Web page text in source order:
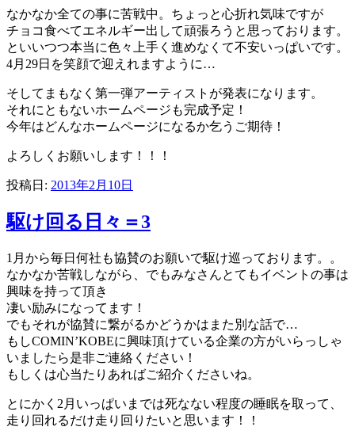
なかなか全ての事に苦戦中。ちょっと心折れ気味ですが
チョコ食べてエネルギー出して頑張ろうと思っております。
といいつつ本当に色々上手く進めなくて不安いっぱいです。
4月29日を笑顔で迎えれますように…
そしてまもなく第一弾アーティストが発表になります。
それにともないホームページも完成予定！
今年はどんなホームページになるか乞うご期待！
よろしくお願いします！！！
投稿日: 2013年2月10日
駆け回る日々＝3
1月から毎日何社も協賛のお願いで駆け巡っております。。
なかなか苦戦しながら、でもみなさんとてもイベントの事は
興味を持って頂き
凄い励みになってます！
でもそれが協賛に繋がるかどうかはまた別な話で…
もしCOMIN’KOBEに興味頂けている企業の方がいらっしゃ
いましたら是非ご連絡ください！
もしくは心当たりあればご紹介くださいね。
とにかく2月いっぱいまでは死なない程度の睡眠を取って、
走り回れるだけ走り回りたいと思います！！